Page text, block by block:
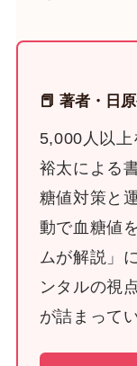
📕 著者・日
5,000人以
裕太による
糖値対策と
動で血糖値
ムが解説」
ンタルの視
が詰まって